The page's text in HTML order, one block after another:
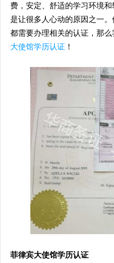
费，安定、舒适的学习环境
是让很多人心动的原因之一
都需要办理相关的认证，那么
大使馆学历认证 ！
菲律宾大使馆学历认证